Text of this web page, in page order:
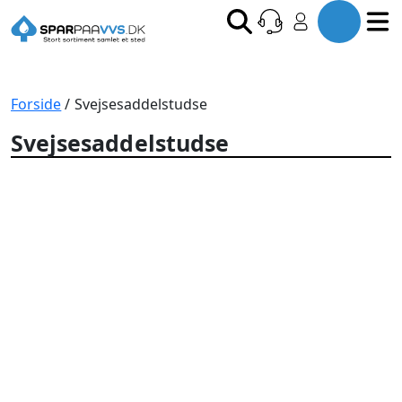
Forside/ Svejsesaddelstudse
Svejsesaddelstudse